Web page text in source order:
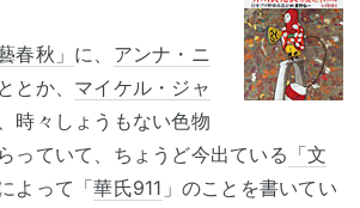
春秋」 に、 アンナ・ニ
とか、 マイケル・ジャ
時々しょうもない色物
っていて、ちょうど今出ている 「文
よって「華氏911 」のことを書いてい